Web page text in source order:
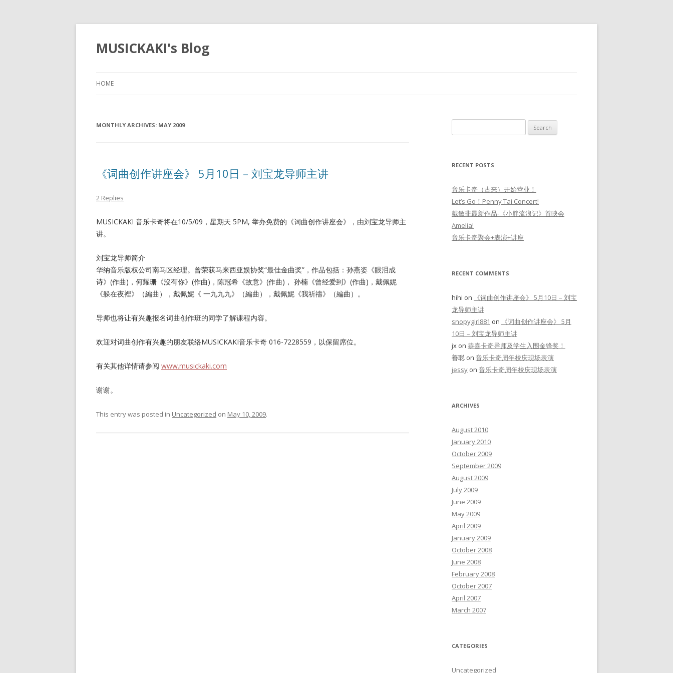
MUSICKAKI's Blog
HOME
MONTHLY ARCHIVES: MAY 2009
《词曲创作讲座会》 5月10日 – 刘宝龙导师主讲
2 Replies
MUSICKAKI 音乐卡奇将在10/5/09，星期天 5PM, 举办免费的《词曲创作讲座会》，由刘宝龙导师主
讲。
刘宝龙导师简介
华纳音乐版权公司南马区经理。曾荣获马来西亚娱协奖“最佳金曲奖”，作品包括：孙燕姿《眼泪成
诗》(作曲)，何耀珊《沒有你》(作曲)，陈冠希《故意》(作曲)， 孙楠《曾经爱到》(作曲)，戴佩妮
《躲在夜裡》（編曲），戴佩妮《 一九九九》（編曲），戴佩妮《我祈禱》（編曲）。
导师也将让有兴趣报名词曲创作班的同学了解课程内容。
欢迎对词曲创作有兴趣的朋友联络MUSICKAKI音乐卡奇 016-7228559，以保留席位。
有关其他详情请参阅 www.musickaki.com
谢谢。
This entry was posted in Uncategorized on May 10, 2009.
for:
RECENT POSTS
音乐卡奇（古来）开始营业！
Let’s Go！Penny Tai Concert!
戴敏非最新作品-《小胖流浪记》首映会
Amelia!
音乐卡奇聚会+表演+讲座
RECENT COMMENTS
hihi on
《词曲创作讲座会》 5月10日 – 刘宝
龙导师主讲
snopygirl881 on
《词曲创作讲座会》 5月
10日 – 刘宝龙导师主讲
jx on 恭喜卡奇导师及学生入围金锋奖！
善聪 on 音乐卡奇周年校庆现场表演
jessy on 音乐卡奇周年校庆现场表演
ARCHIVES
August 2010
January 2010
October 2009
September 2009
August 2009
July 2009
June 2009
May 2009
April 2009
January 2009
October 2008
June 2008
February 2008
October 2007
April 2007
March 2007
CATEGORIES
Uncategorized